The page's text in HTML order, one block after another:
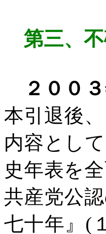
第三、
２００
本引退後
内容とし
史年表を
共産党公
七十年』 (